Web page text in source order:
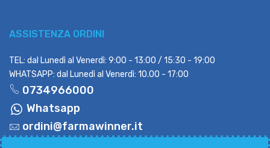
ASSISTENZA ORDINI
TEL: dal Lunedì al Venerdì: 9:00 - 13:00 / 15:30 - 19:00
WHATSAPP: dal Lunedì al Venerdì: 10.00 - 17:00
0734966000
Whatsapp
ordini@farmawinner.it